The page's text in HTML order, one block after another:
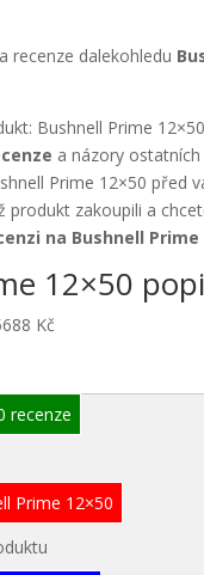
recenze dalekohledu
Bushnell Prime
a názory
Prime 12×50 před
produkt zakoupili a
na Bushnell Prime
12×50
Kč
recenze
Prime 12×50